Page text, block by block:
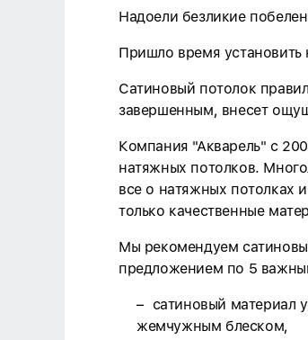
Надоели безликие
Пришло время установить
Сатиновый потолок
завершенным, внесет
Компания "Акварель" с
натяжных потолков.
все о натяжных потолках
только качественные
Мы рекомендуем
предложением по 5
сатиновый материал
жемчужным блеском,